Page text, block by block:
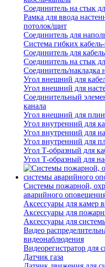
Соединитель на стык
Рамка для ввода
потолок/щит
Соединитель для
Система гибких
Соединитель для
Соединитель на стык
Соединитель/накладка
Угол внешний для
Угол внешний для
Соединительный
канала
Угол внешний для
Угол внутренний для
Угол внутренний для
Угол внутренний для
Угол Т-образный для
Угол Т-образный для
Системы пожарной,
аварийного
Аксессуары для камер
Аксессуары для
Аксессуары для
Видео
видеонаблюдения
Видеорегистратор для
Датчик газа